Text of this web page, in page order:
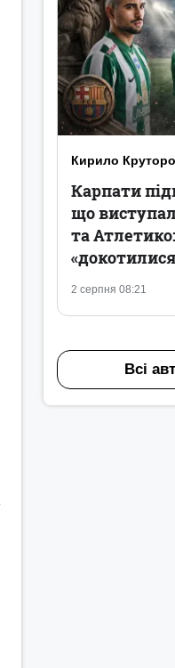
Кирило
2 серпня 08:21
Карпати
що
та
Всі